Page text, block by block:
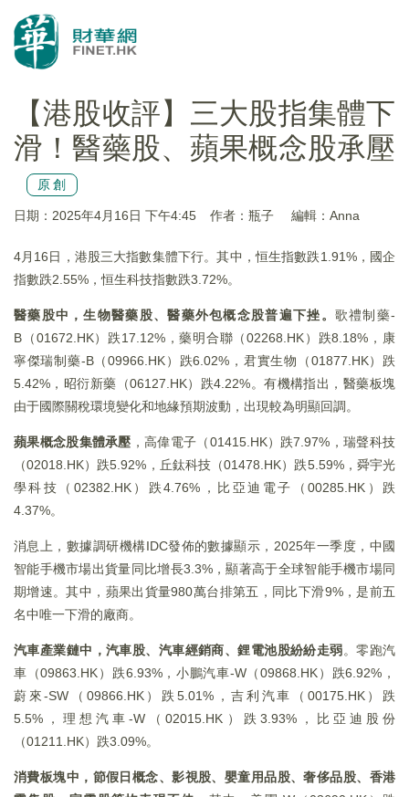
【港股收評】三大股指集體下
滑！醫藥股、蘋果概念股承壓
原創
日期：2025年4月16日 下午4:45 作者：瓶子 編輯：Anna
4月16日，港股三大指數集體下行。其中，恒生指數跌1.91%，國企
指數跌2.55%，恒生科技指數跌3.72%。
醫藥股中，生物醫藥股、醫藥外包概念股普遍下挫。 歌禮制藥-
B（01672.HK）跌17.12%，藥明合聯（02268.HK）跌8.18%，康
寧傑瑞制藥-B（09966.HK）跌6.02%，君實生物（01877.HK）跌
5.42%，昭衍新藥（06127.HK）跌4.22%。有機構指出，醫藥板塊
由于國際關稅環境變化和地緣預期波動，出現較為明顯回調。
蘋果概念股集體承壓 ，高偉電子（01415.HK）跌7.97%，瑞聲科技
（02018.HK）跌5.92%，丘鈦科技（01478.HK）跌5.59%，舜宇光
學科技（02382.HK）跌4.76%，比亞迪電子（00285.HK）跌
4.37%。
消息上，數據調研機構IDC發佈的數據顯示，2025年一季度，中國
智能手機市場出貨量同比增長3.3%，顯著高于全球智能手機市場同
期增速。其中，蘋果出貨量980萬台排第五，同比下滑9%，是前五
名中唯一下滑的廠商。
汽車產業鏈中，汽車股、汽車經銷商、鋰電池股紛紛走弱。零跑汽
車（09863.HK）跌6.93%，小鵬汽車-W（09868.HK）跌6.92%，
蔚來-SW（09866.HK）跌5.01%，吉利汽車（00175.HK）跌
5.5%，理想汽車-W（02015.HK）跌3.93%，比亞迪股份
（01211.HK）跌3.09%。
消費板塊中，節假日概念、影視股、嬰童用品股、奢侈品股、香港